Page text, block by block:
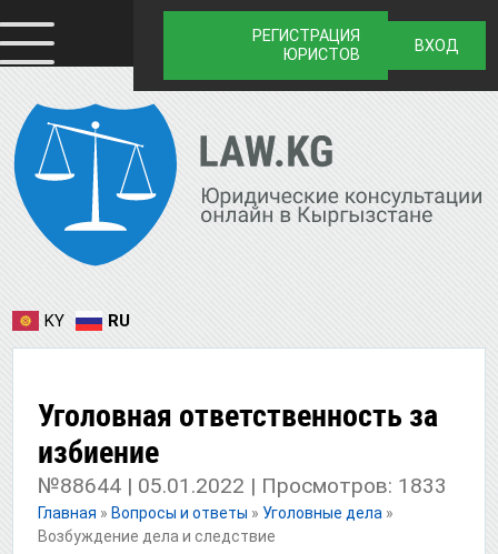
РЕГИСТРАЦИЯ
ЮРИСТОВ
ВХОД
KY RU
Уголовная ответственность за
избиение
№88644 | 05.01.2022 | Просмотров: 1833
Главная » Вопросы и ответы » Уголовные дела »
Возбуждение дела и следствие